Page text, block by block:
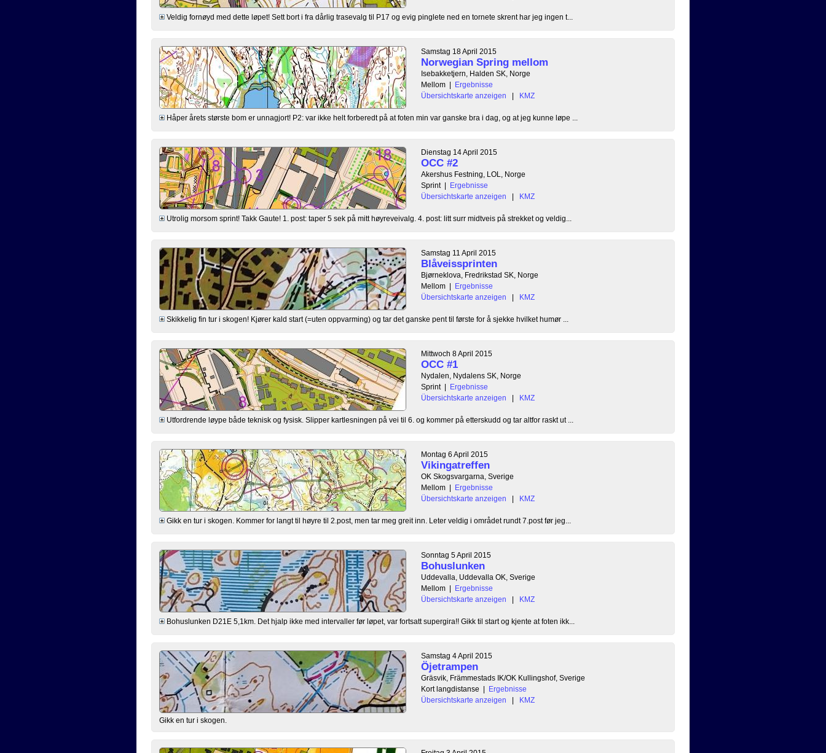
Veldig fornøyd med dette løpet! Sett bort i fra dårlig trasevalg til P17 og evig pinglete ned en tornete skrent har jeg ingen t...
Samstag 18 April 2015
Norwegian Spring mellom
Isebakketjern, Halden SK, Norge
Mellom | Ergebnisse
Übersichtskarte anzeigen
| KMZ
Håper årets største bom er unnagjort! P2: var ikke helt forberedt på at foten min var ganske bra i dag, og at jeg kunne løpe ...
Dienstag 14 April 2015
OCC #2
Akershus Festning, LOL, Norge
Sprint | Ergebnisse
Übersichtskarte anzeigen
| KMZ
Utrolig morsom sprint! Takk Gaute! 1. post: taper 5 sek på mitt høyreveivalg. 4. post: litt surr midtveis på strekket og veldig...
Samstag 11 April 2015
Blåveissprinten
Bjørneklova, Fredrikstad SK, Norge
Mellom | Ergebnisse
Übersichtskarte anzeigen
| KMZ
Skikkelig fin tur i skogen! Kjører kald start (=uten oppvarming) og tar det ganske pent til første for å sjekke hvilket humør ...
Mittwoch 8 April 2015
OCC #1
Nydalen, Nydalens SK, Norge
Sprint | Ergebnisse
Übersichtskarte anzeigen
| KMZ
Utfordrende løype både teknisk og fysisk. Slipper kartlesningen på vei til 6. og kommer på etterskudd og tar altfor raskt ut ...
Montag 6 April 2015
Vikingatreffen
OK Skogsvargarna, Sverige
Mellom | Ergebnisse
Übersichtskarte anzeigen
| KMZ
Gikk en tur i skogen. Kommer for langt til høyre til 2.post, men tar meg greit inn. Leter veldig i området rundt 7.post før jeg...
Sonntag 5 April 2015
Bohuslunken
Uddevalla, Uddevalla OK, Sverige
Mellom | Ergebnisse
Übersichtskarte anzeigen
| KMZ
Bohuslunken D21E 5,1km. Det hjalp ikke med intervaller før løpet, var fortsatt supergira!! Gikk til start og kjente at foten ikk...
Samstag 4 April 2015
Öjetrampen
Gräsvik, Främmestads IK/OK Kullingshof, Sverige
Kort langdistanse | Ergebnisse
Übersichtskarte anzeigen
| KMZ
Gikk en tur i skogen.